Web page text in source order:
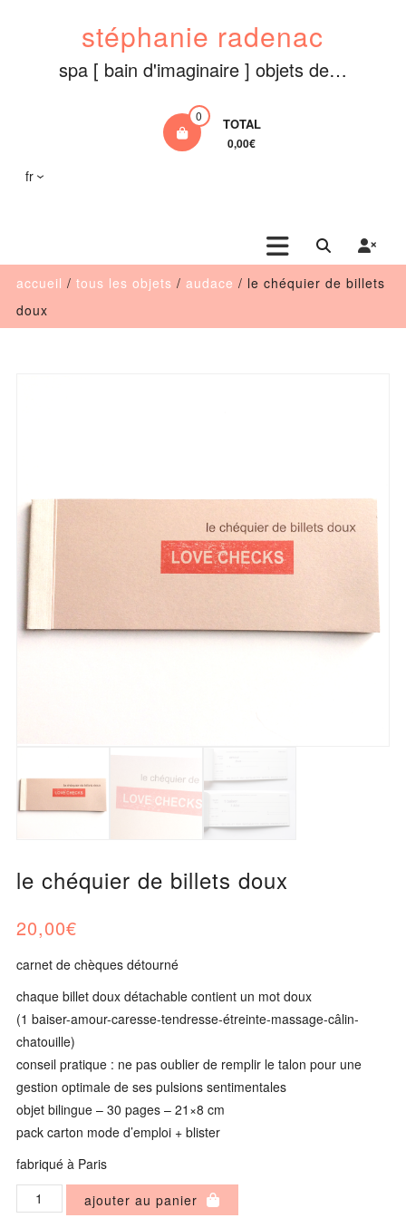
stéphanie radenac
spa [ bain d'imaginaire ] objets de…
0 TOTAL
0,00€
fr
accueil / tous les objets / audace / le chéquier de billets
doux
le chéquier de billets doux
20,00€
carnet de chèques détourné
chaque billet doux détachable contient un mot doux
(1 baiser-amour-caresse-tendresse-étreinte-massage-câlin-
chatouille)
conseil pratique : ne pas oublier de remplir le talon pour une
gestion optimale de ses pulsions sentimentales
objet bilingue – 30 pages – 21×8 cm
pack carton mode d’emploi + blister
fabriqué à Paris
quantité
ajouter au panier